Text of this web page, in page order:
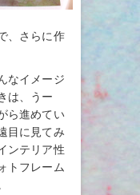
、さらに作
なイメージ
は、うー
ら進めてい
目に見てみ
ンテリア性
トフレーム